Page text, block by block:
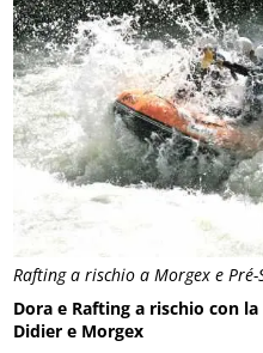
Rafting a rischio a Morgex e
Dora e Rafting a rischio con
Didier e Morgex